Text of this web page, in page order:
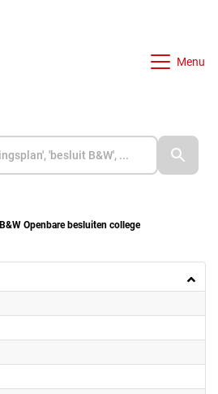
Menu
B&W Openbare besluiten college